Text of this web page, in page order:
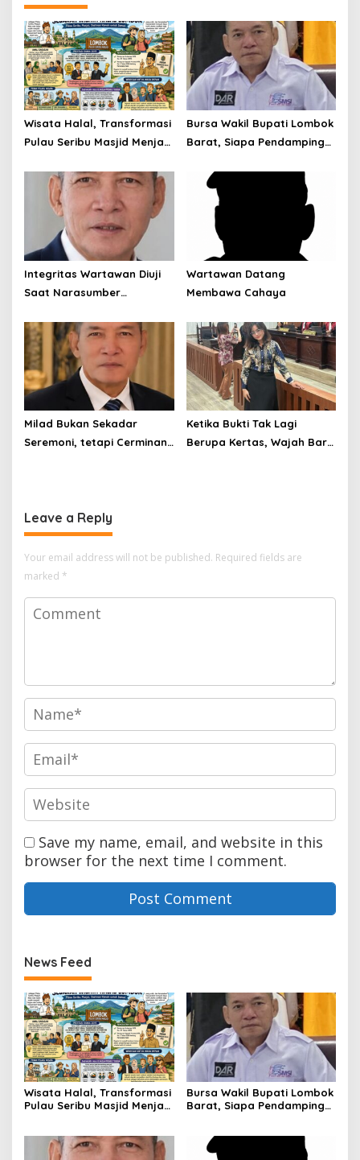
Wisata Halal, Transformasi
Pulau Seribu Masjid Menjadi
Kelas Dunia
Bursa Wakil Bupati Lombok
Barat, Siapa Pendamping
Integritas Wartawan Diuji
Saat Narasumber
Wartawan Datang
Membawa Cahaya
Milad Bukan Sekadar
Seremoni, tetapi Cerminan
Ketika Bukti Tak Lagi
Berupa Kertas, Wajah Baru
Leave a Reply
Your email address will not be published. Required fields are
marked *
Save my name, email, and website in this
browser for the next time I comment.
News Feed
Wisata Halal, Transformasi
Pulau Seribu Masjid Menjadi
Bursa Wakil Bupati Lombok
Barat, Siapa Pendamping